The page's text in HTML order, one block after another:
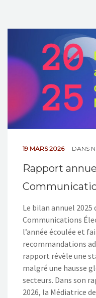
NOS ACTIONS
CONTACT
19 MARS 2026 DANS
Rapport
Le bilan annuel 2025
Communications
l’année écoulée et
recommandations
rapport révèle une
malgré une hausse
secteurs. Dans son
2026, la Médiatrice